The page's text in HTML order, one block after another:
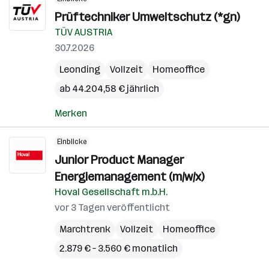
Prüftechniker Umweltschutz (*gn)
TÜV AUSTRIA
30.7.2026
Leonding
Vollzeit
Homeoffice
ab 44.204,58 € jährlich
Merken
Einblicke
Junior Product Manager
Energiemanagement (m/w/x)
Hoval Gesellschaft m.b.H.
vor 3 Tagen veröffentlicht
Marchtrenk
Vollzeit
Homeoffice
2.879 € – 3.560 € monatlich